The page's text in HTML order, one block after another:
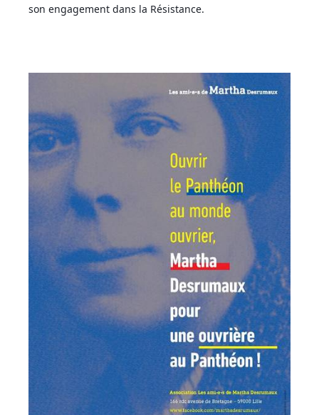
son engagement dans la Résistance.